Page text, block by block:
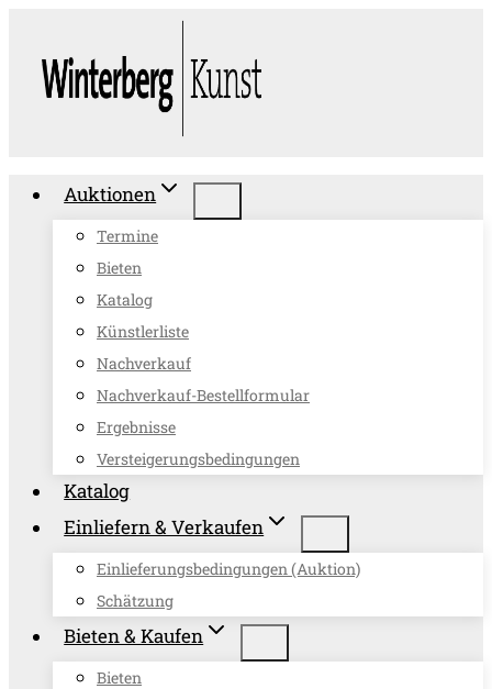
springen
Auktionen
Termine
Bieten
Katalog
Künstlerliste
Nachverkauf
Nachverkauf-Bestellformular
Ergebnisse
Versteigerungsbedingungen
Katalog
Einliefern & Verkaufen
Einlieferungsbedingungen (Auktion)
Schätzung
Bieten & Kaufen
Bieten